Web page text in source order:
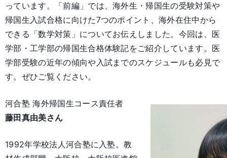
っています。「前編」では、海外生・帰国生の受験対策や
帰国生入試合格に向けた7つのポイント、海外在住中から
できる「数学対策」についてお伝えしました。今回は、医
学部・工学部の帰国生合格体験記をご紹介しています。医
学部受験の近年の傾向や入試までのスケジュールも必見で
す。ぜひご覧ください。
河合塾 海外帰国生コース責任者
藤田真由美さん
1992年学校法人河合塾に入塾。教